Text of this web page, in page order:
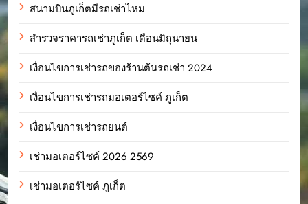
สนามบินภูเก็ตมีรถเช่าไหม
สำรวจราคารถเช่าภูเก็ต เดือนมิถุนายน
เงื่อนไขการเช่ารถของร้านต้นรถเช่า 2024
เงื่อนไขการเช่ารถมอเตอร์ไซค์ ภูเก็ต
เงื่อนไขการเช่ารถยนต์
เช่ามอเตอร์ไซค์ 2026 2569
เช่ามอเตอร์ไซค์ ภูเก็ต